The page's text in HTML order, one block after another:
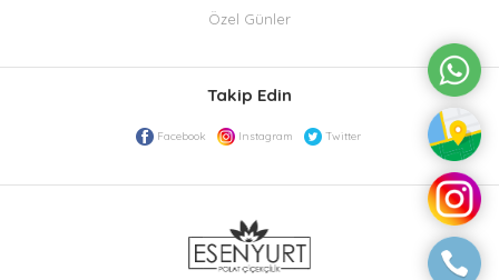
Özel Günler
Takip Edin
Facebook Instagram Twitter